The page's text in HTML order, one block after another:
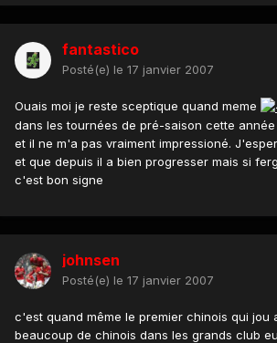
fantastico
Posté(e) le 17 janvier 2007
Ouais moi je reste sceptique quand meme
dans les tournées de pré-saison cette
et il ne m'a pas vraiment impressioné.
et que depuis il a bien progresser mais si
c'est bon signe
johnsen
Posté(e) le 17 janvier 2007
c'est quand même le premier chinois qui jou
beaucoup de chinois dans les grands club